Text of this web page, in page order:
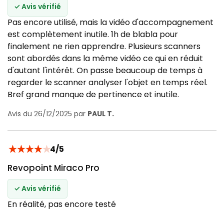
✓ Avis vérifié
Pas encore utilisé, mais la vidéo d'accompagnement
est complètement inutile. 1h de blabla pour
finalement ne rien apprendre. Plusieurs scanners
sont abordés dans la même vidéo ce qui en réduit
d'autant l'intérêt. On passe beaucoup de temps à
regarder le scanner analyser l'objet en temps réel.
Bref grand manque de pertinence et inutile.
Avis du 26/12/2025 par PAUL T.
★★★★★4/5
Revopoint Miraco Pro
✓ Avis vérifié
En réalité, pas encore testé